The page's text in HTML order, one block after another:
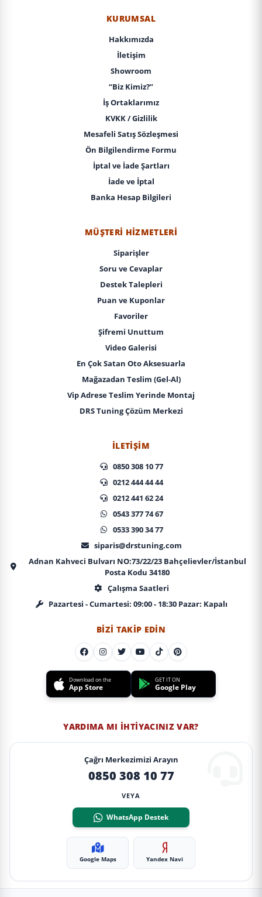
KURUMSAL
Hakkımızda
İletişim
Showroom
“Biz Kimiz?”
İş Ortaklarımız
KVKK / Gizlilik
Mesafeli Satış Sözleşmesi
Ön Bilgilendirme Formu
İptal ve İade Şartları
İade ve İptal
Banka Hesap Bilgileri
MÜŞTERI HIZMETLERI
Siparişler
Soru ve Cevaplar
Destek Talepleri
Puan ve Kuponlar
Favoriler
Şifremi Unuttum
Video Galerisi
En Çok Satan Oto Aksesuarla
Mağazadan Teslim (Gel-Al)
Vip Adrese Teslim Yerinde Montaj
DRS Tuning Çözüm Merkezi
İLETIŞIM
0850 308 10 77
0212 444 44 44
0212 441 62 24
0543 377 74 67
0533 390 34 77
siparis@drstuning.com
Adnan Kahveci Bulvarı NO:73/22/23 Bahçelievler/İstanbul
Posta Kodu 34180
Çalışma Saatleri
Pazartesi - Cumartesi: 09:00 - 18:30 Pazar: Kapalı
BIZI TAKIP EDIN
Download on the
App Store
GET IT ON
Google Play
YARDIMA MI İHTIYACINIZ VAR?
Çağrı Merkezimizi Arayın
0850 308 10 77
VEYA
WhatsApp Destek
Google Maps Yandex Navi